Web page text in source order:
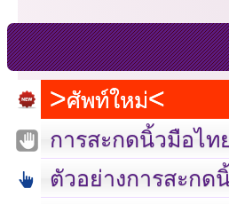
ศัพท์ใหม่
การสะกดนิ้วมือไท
ตัวอย่างการสะกด